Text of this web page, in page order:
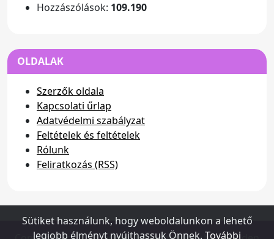
Hozzászólások: 109.190
OLDALAK
Szerzők oldala
Kapcsolati űrlap
Adatvédelmi szabályzat
Feltételek és feltételek
Rólunk
Feliratkozás (RSS)
Sütiket használunk, hogy weboldalunkon a lehető
legjobb élményt nyújthassuk Önnek. További